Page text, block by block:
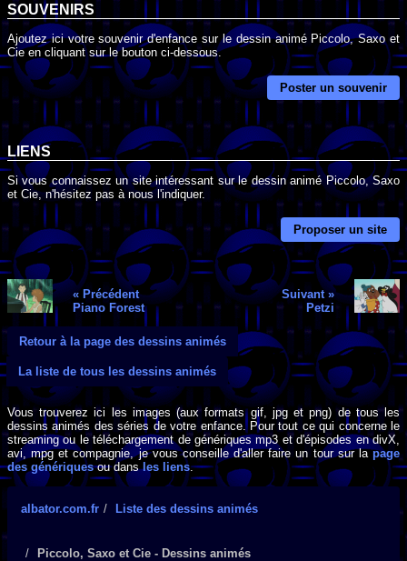
SOUVENIRS
Ajoutez ici votre souvenir d'enfance sur le dessin animé Piccolo, Saxo et
Cie en cliquant sur le bouton ci-dessous.
Poster un souvenir
LIENS
Si vous connaissez un site intéressant sur le dessin animé Piccolo, Saxo
et Cie, n'hésitez pas à nous l'indiquer.
Proposer un site
« Précédent
Piano Forest
Suivant »
Petzi
Retour à la page des dessins animés
La liste de tous les dessins animés
Vous trouverez ici les images (aux formats gif, jpg et png) de tous les
dessins animés des séries de votre enfance. Pour tout ce qui concerne le
streaming ou le téléchargement de génériques mp3 et d'épisodes en divX,
avi, mpg et compagnie, je vous conseille d'aller faire un tour sur lapage
des génériquesou dansles liens.
albator.com.fr Liste des dessins animés
Piccolo, Saxo et Cie - Dessins animés